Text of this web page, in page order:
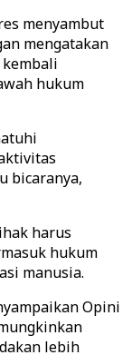
menyambut
mengatakan
hukum
bicaranya,
harus
hukum
manusia.
Opini
lebih